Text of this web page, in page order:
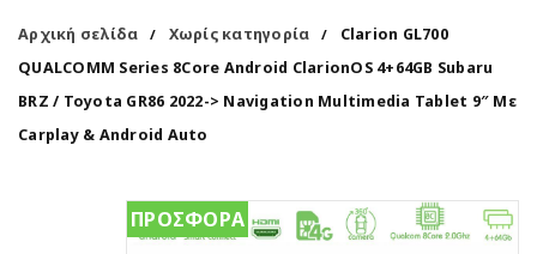
Αρχική σελίδα / Χωρίς κατηγορία /
Clarion GL700
QUALCOMM Series 8Core Android ClarionOS 4+64GB Subaru
BRZ / Toyota GR86 2022-> Navigation Multimedia Tablet 9″ Με
Carplay & Android Auto
ΠΡΟΣΦΟΡΑ